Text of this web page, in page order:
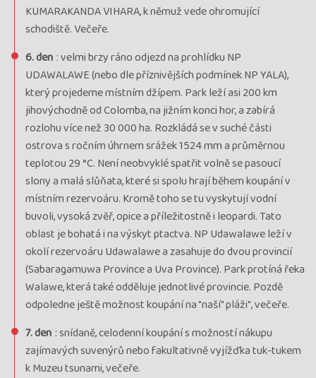
VYPRODÁNO, Garance odletu, průvodce: Jana Trepková
Kód termínu 26SRX01439
uzavřen
Termín 03.03. - 15.03.26úterý - neděle
Vyprodáno, Garance odletu, průvodce: Jitka Herzánová
Kód termínu 26SRX02439
Cena 59 990 Kč
cena za 13 dní
termín
uzavřen
Termín 16.07. - 28.07.26čtvrtek - úterý
VYPRODÁNO, Garance odletu, průvodce: Jitka Herzánová
Kód termínu 26SRX01446
Cena 61 990 Kč
cena za 13 dní
termín
uzavřen
KUMARAKANDA VIHARA, k němuž vede ohromující
schodiště. Večeře.
6. den : velmi brzy ráno odjezd na prohlídku NP
UDAWALAWE (nebo dle příznivějších podmínek NP YALA),
který projedeme místním džípem. Park leží asi 200 km
jihovýchodně od Colomba, na jižním konci hor, a zabírá
rozlohu více než 30 000 ha. Rozkládá se v suché části
ostrova s ročním úhrnem srážek 1524 mm a průměrnou
teplotou 29 °C. Není neobvyklé spatřit volně se pasoucí
slony a malá slůňata, které si spolu hrají během koupání v
místním rezervoáru. Kromě toho se tu vyskytují vodní
buvoli, vysoká zvěř, opice a příležitostně i leopardi. Tato
oblast je bohatá i na výskyt ptactva. NP Udawalawe leží v
okolí rezervoáru Udawalawe a zasahuje do dvou provincií
(Sabaragamuwa Province a Uva Province). Park protíná řeka
Walawe, která také odděluje jednotlivé provincie. Pozdě
odpoledne ještě možnost koupání na "naší" pláži", večeře.
7. den : snídaně, celodenní koupání s možností nákupu
zajímavých suvenýrů nebo fakultativně vyjížďka tuk-tukem
k Muzeu tsunami, večeře.